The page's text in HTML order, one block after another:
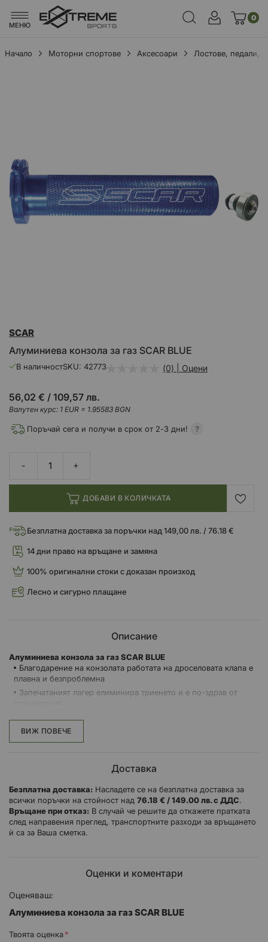
МЕНЮ
0
Начало Моторни спортове Аксесоари
Лостове, педали,
към
на
галерия
Алуминиева конзола за газ SCAR BLUE
SCAR
В наличностSKU 42773 (0) | Оцени
56,02 € / 109,57 лв.
Валутен курс: 1 EUR = 1.95583 BGN
Поръчай сега и получи в срок от 2-3 дни!
ДОБАВИ В КОЛИЧКАТА
Безплатна доставка за поръчки над 149,00 лв. / 76.18 €
14 дни право на връщане и замяна
100% оригинални стоки с доказан произход
Лесно и сигурно плащане
Описание
Алуминиева конзола за газ SCAR BLUE
Благодарение на конзолата работата на дроселовата клапа е
плавна и безпроблемна
Запечатаният лагер елиминира триенето и е по-здрав от
Набраздена зона за монтиране на ръкохватката
За 4-тактови модели
ВИЖ ПОВЕЧЕ
Доставка
Безплатна доставка: Насладете се на безплатна доставка за
всички поръчки на стойност над 76.18 € / 149.00 лв. с ДДС.
Връщане при отказ: В случай че решите да откажете пратката
след направения преглед, транспортните разходи за връщането
ѝ са за Ваша сметка.
Оценки и коментари
Оценяваш:
Алуминиева конзола за газ SCAR BLUE
Твоята оценка